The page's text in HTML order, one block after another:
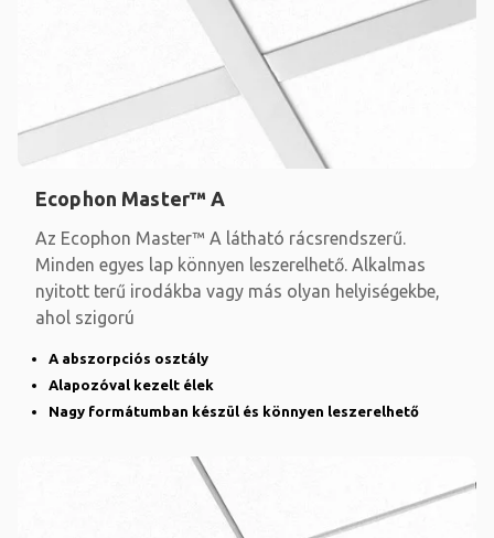
Ecophon Master™ A
Az Ecophon Master™ A látható rácsrendszerű.
Minden egyes lap könnyen leszerelhető. Alkalmas
nyitott terű irodákba vagy más olyan helyiségekbe,
ahol szigorú
A abszorpciós osztály
Alapozóval kezelt élek
Nagy formátumban készül és könnyen leszerelhető